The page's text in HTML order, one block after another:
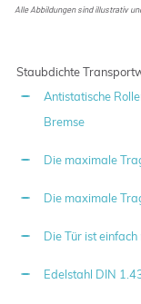
Alle Abbildungen sind illustrativ
Staubdichte
Antistatische
Bremse
Die maximale
Die maximale
Die Tür ist einfach
Edelstahl DIN